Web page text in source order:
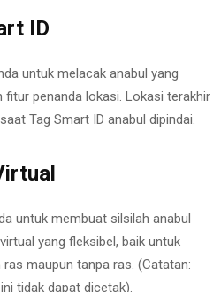
ID
untuk melacak anabul yang
fitur penanda lokasi. Lokasi terakhir
Tag Smart ID anabul dipindai.
untuk membuat silsilah anabul
yang fleksibel, baik untuk
ras maupun tanpa ras. (Catatan:
tidak dapat dicetak).